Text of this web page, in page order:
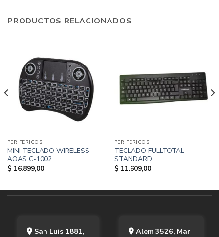
PRODUCTOS RELACIONADOS
PERIFERICOS
MINI TECLADO WIRELESS
AOAS C-1002
$ 16.899,00
PERIFERICOS
TECLADO FULLTOTAL
STANDARD
$ 11.609,00
San Luis 1881,
Alem 3526, Mar